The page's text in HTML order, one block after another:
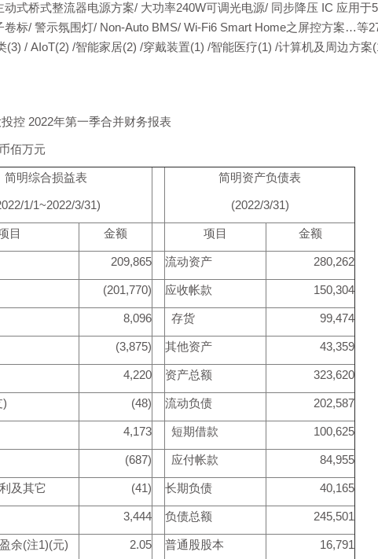
动式桥式整流器电源方案/ 大功率240W可调光电源/ 同步降压 IC 应用
卷标/ 警示氛围灯/ Non-Auto BMS/ Wi-Fi6 Smart Home之屏控方案…等
(3) / AIoT(2) /智能家居(2) /穿戴装置(1) /智能医疗(1) /计算机及周边方
控 2022年第一季合并财务报表
佰万元
简明综合损益表
1/1~2022/3/31)
简明资产负债表
(2022/3/31)
目 金额 项目 金额
209,865 流动资产 280,262
(201,770) 应收帐款 150,304
8,096 存货 99,474
(3,875) 其他资产 43,359
4,220 资产总额 323,620
) (48) 流动负债 202,587
4,173 短期借款 100,625
(687) 应付帐款 84,955
及其它 (41) 长期负债 40,165
3,444 负债总额 245,501
余(注1)(元) 2.05 普通股股本 16,791